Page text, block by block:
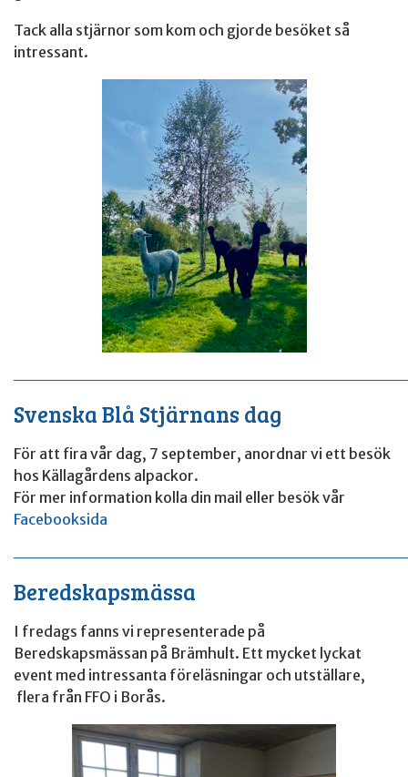
Tack alla stjärnor som kom och gjorde besöket så
intressant.
Svenska Blå Stjärnans dag
För att fira vår dag, 7 september, anordnar vi ett besök
hos Källagårdens alpackor.
För mer information kolla din mail eller besök vår
Facebooksida
Beredskapsmässa
I fredags fanns vi representerade på
Beredskapsmässan på Brämhult. Ett mycket lyckat
event med intressanta föreläsningar och utställare,
flera från FFO i Borås.